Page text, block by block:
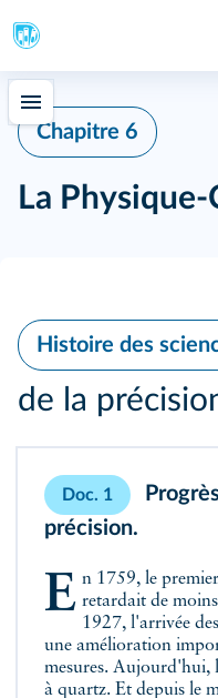
Chapitre 6
La
Histoire des
de la
Doc. 1
précision.
En 1759, le premier chronomètre de marine retardait de
1927, l'arrivée
une amélioration
mesures. Aujourd'hui,
à quartz. Et depuis le